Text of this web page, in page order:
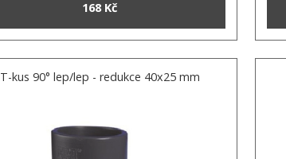
168 Kč
T-kus 90° lep/lep - redukce 40x25 mm